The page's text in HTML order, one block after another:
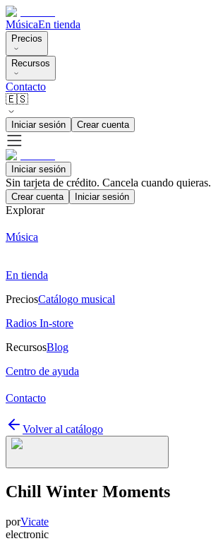
MúsicaEn tienda
Precios
Recursos
Contacto
🇪🇸
Iniciar sesión Crear cuenta
Iniciar sesión
Sin tarjeta de crédito. Cancela cuando quieras.
Crear cuenta Iniciar sesión
Explorar
Música
En tienda
PreciosCatálogo musical
Radios In-store
RecursosBlog
Centro de ayuda
Contacto
Volver al catálogo
Chill Winter Moments
porVicate
electronic